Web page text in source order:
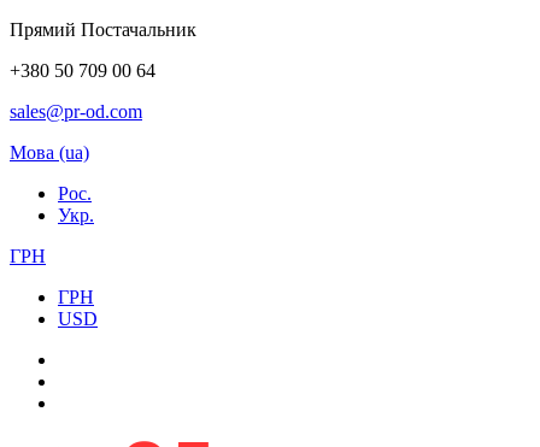
Прямий Постачальник
+380 50 709 00 64
sales@pr-od.com
Мова (ua)
Рос.
Укр.
ГРН
ГРН
USD